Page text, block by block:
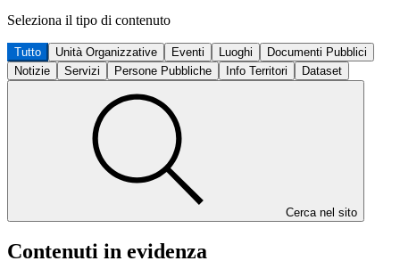
Seleziona il tipo di contenuto
Tutto Unità Organizzative Eventi Luoghi
Documenti Pubblici
Notizie
Servizi Persone Pubbliche Info Territori Dataset
Cerca nel sito
Contenuti in evidenza